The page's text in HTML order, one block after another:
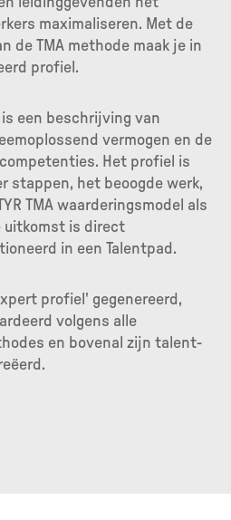
maximaliseren. Met de
de TMA methode maak je in
profiel.
is een beschrijving van
vermogen en de
Het profiel is
stappen, het beoogde werk,
TMA waarderingsmodel als
uitkomst is direct
in een Talentpad.
profiel' gegenereerd,
volgens alle
en bovenal zijn talent-